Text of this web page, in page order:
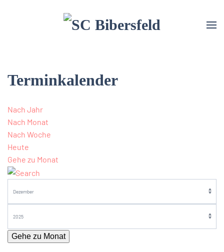
Terminkalender
Nach Jahr
Nach Monat
Nach Woche
Heute
Gehe zu Monat
Gehe zu Monat